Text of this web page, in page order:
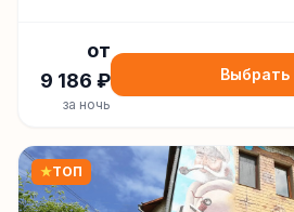
от
9 186 ₽
за ночь
Выбрать
★ТОП